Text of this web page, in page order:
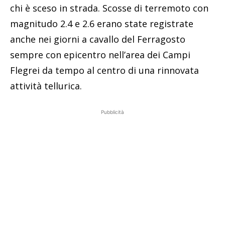
chi è sceso in strada. Scosse di terremoto con
magnitudo 2.4 e 2.6 erano state registrate
anche nei giorni a cavallo del Ferragosto
sempre con epicentro nell’area dei Campi
Flegrei da tempo al centro di una rinnovata
attività tellurica.
Pubblicità